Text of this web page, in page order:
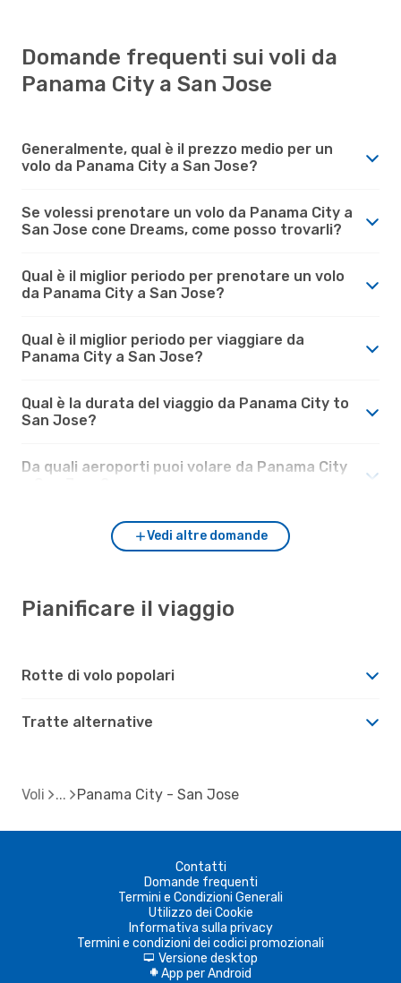
Domande frequenti sui voli da
Panama City a San Jose
Generalmente, qual è il prezzo medio per un
volo da Panama City a San Jose?
Se volessi prenotare un volo da Panama City a
San Jose cone Dreams, come posso trovarli?
Qual è il miglior periodo per prenotare un volo
da Panama City a San Jose?
Qual è il miglior periodo per viaggiare da
Panama City a San Jose?
Qual è la durata del viaggio da Panama City to
San Jose?
Da quali aeroporti puoi volare da Panama City
Vedi altre domande
Pianificare il viaggio
Rotte di volo popolari
Tratte alternative
Voli Panama City - San Jose
Contatti
Domande frequenti
Termini e Condizioni Generali
Utilizzo dei Cookie
Informativa sulla privacy
Termini e condizioni dei codici promozionali
d Versione desktop
A App per Android